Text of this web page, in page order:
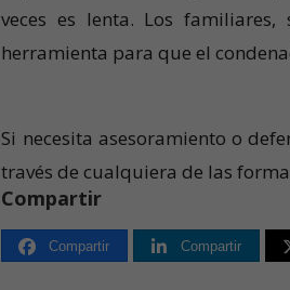
veces es lenta. Los
herramienta para que el
Si necesita asesoramiento o
través de cualquiera de las
Compartir
Compartir Compartir